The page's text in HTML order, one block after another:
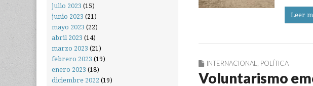
Leer
INTERNACIONAL POLÍTICA
Voluntarismo
julio 2023 (15)
junio 2023 (21)
mayo 2023 (22)
abril 2023 (14)
marzo 2023 (21)
febrero 2023 (19)
enero 2023 (18)
diciembre 2022 (19)